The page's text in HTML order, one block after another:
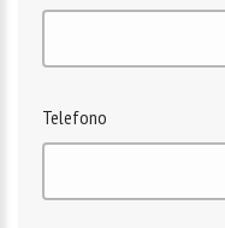
Telefono